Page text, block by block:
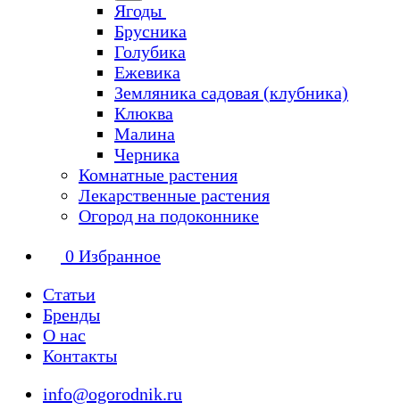
Ягоды
Брусника
Голубика
Ежевика
Земляника садовая (клубника)
Клюква
Малина
Черника
Комнатные растения
Лекарственные растения
Огород на подоконнике
0 Избранное
Статьи
Бренды
О нас
Контакты
info@ogorodnik.ru